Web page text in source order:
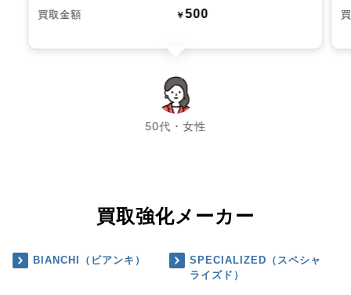
買取金額 ￥500
50代・女性
chevron_left chevron_right
買取強化メーカー
BIANCHI（ビアンキ）
SPECIALIZED（スペシャ
ライズド）